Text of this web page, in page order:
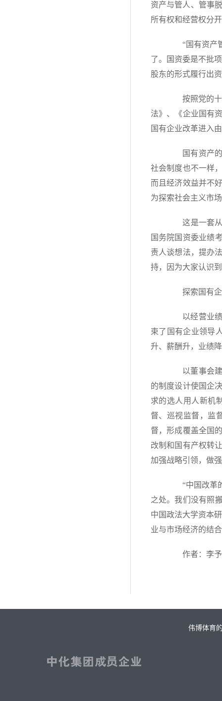
资产与管人、管事
所有权和经营权分
“国有资产管
了。国资委是不批
股东的形式履行出
按照党的十
法》、《企业国有
国有企业改革进入
国有资产的
社会制度也不一样
而且经济效益并不
为探索社会主义市
这是一套从
国务院国资委业绩
责人谈想法，提办
持，因为大家认识
探索国有企
以经营业绩
束了国有企业领导
升、薪酬升，业绩
以董事会建
的制度设计使国企
求的选人用人新机
督、巡视监督，监
督，形成覆盖全国
改制和国有产权转
加强战略引领，做
“中国改革的
之处。我们没有照
中国政法大学资本
业与市场经济的结
作者：李予
伟博体育